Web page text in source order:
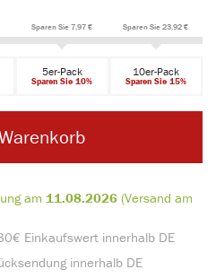
Einkaufswert innerhalb DE
innerhalb DE
am 11.08.2026(Versand am
Sparen Sie 7,97 € Sparen Sie 23,92 €
5er-Pack
Sparen Sie 10%
10er-Pack
Sparen Sie 15%